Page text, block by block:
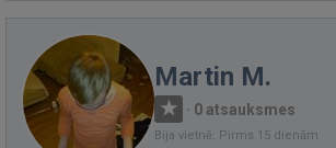
Martin M.
· 0 atsauksmes
Bija vietnē: Pirms 15 dienām